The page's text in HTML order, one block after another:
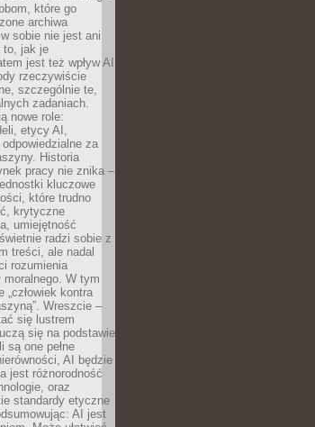
które go
archiwa
sobie nie jest ani
to, jak je
jest też wpływ AI
rzeczywiście
szczególnie te,
zadaniach.
nowe role:
etycy AI,
za
Historia
pracy nie znika –
kluczowe
które trudno
krytyczne
umiejętność
radzi sobie z
treści, ale nadal
rozumienia
W tym
„człowiek kontra
Wreszcie –
się lustrem
się na podstawie
są one pełne
AI będzie
jest różnorodność
oraz
standardy etyczne
AI jest